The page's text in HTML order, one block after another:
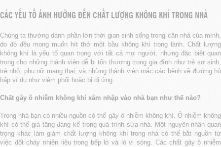
CÁC YẾU TỐ ẢNH HƯỞNG ĐẾN CHẤT LƯỢNG KHÔNG KHÍ TRONG NHÀ
Chúng ta thường dành phần lớn thời gian sinh sống trong căn nhà của mình,
do đó đều mong muốn hít thở một bầu không khí trong lành. Chất lượng
không khí là yếu tố quan trọng với tất cả mọi người, nhưng đặc biệt quan
trọng cho những thành viên dễ bị tổn thương trong gia đình như trẻ sơ sinh,
trẻ nhỏ, phụ nữ mang thai, và những thành viên mắc các bệnh về đường hô
hấp ví dụ như viêm phổi hoặc bị dị ứng.
Chất gây ô nhiễm không khí xâm nhập vào nhà bạn như thế nào?
Trong nhà bạn có nhiều nguồn có thể gây ô nhiễm không khí. Ô nhiễm không
khí có thể gia tăng đáng kể trong quá trình sửa nhà. Một nguyên nhân quan
trọng khác làm giảm chất lượng không khí trong nhà có thể bắt nguồn từ
việc đốt cháy nhiên liệu trong bếp lò và lò vi sóng. Các chất gây ô nhiễm